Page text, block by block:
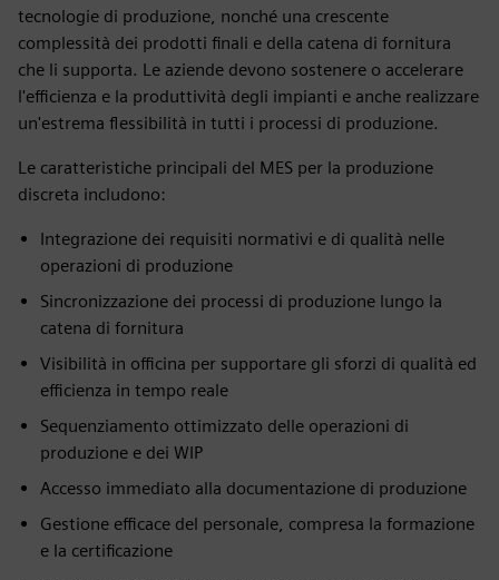
tecnologie di produzione, nonché una crescente
complessità dei prodotti finali e della catena di fornitura
che li supporta. Le aziende devono sostenere o accelerare
l'efficienza e la produttività degli impianti e anche realizzare
un'estrema flessibilità in tutti i processi di produzione.
Le caratteristiche principali del MES per la produzione
discreta includono:
Integrazione dei requisiti normativi e di qualità nelle
operazioni di produzione
Sincronizzazione dei processi di produzione lungo la
catena di fornitura
Visibilità in officina per supportare gli sforzi di qualità ed
efficienza in tempo reale
Sequenziamento ottimizzato delle operazioni di
produzione e dei WIP
Accesso immediato alla documentazione di produzione
Gestione efficace del personale, compresa la formazione
e la certificazione